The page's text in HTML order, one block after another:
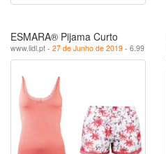
ESMARA® Pijama Curto
www.lidl.pt - 27 de Junho de 2019 - 6.99